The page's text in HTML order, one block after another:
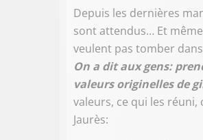
Depuis les dernières
sont attendus… Et même
veulent pas tomber
On a dit aux gens:
valeurs originelles de
valeurs, ce qui les réuni,
Jaurès: